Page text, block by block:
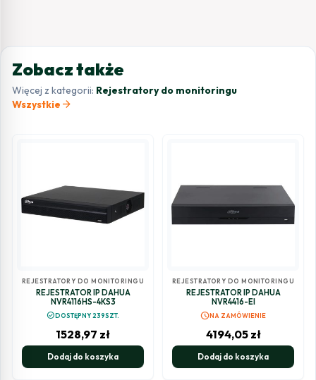
Zobacz także
Więcej z kategorii: Rejestratory do monitoringu
Wszystkie arrow_forward
REJESTRATORY DO MONITORINGU
REJESTRATOR IP DAHUA
NVR4116HS-4KS3
check_circleDOSTĘPNY 239SZT.
1528,97 zł
Dodaj do koszyka
REJESTRATORY DO MONITORINGU
REJESTRATOR IP DAHUA
NVR4416-EI
scheduleNA ZAMÓWIENIE
4194,05 zł
Dodaj do koszyka